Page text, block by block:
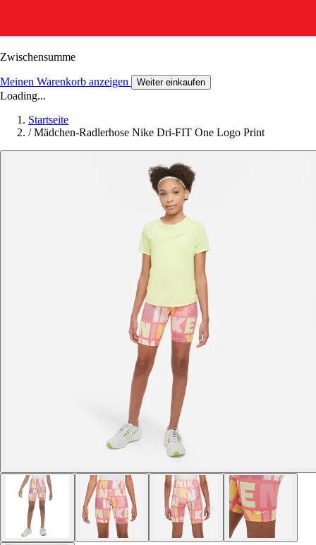
Zwischensumme
Meinen Warenkorb anzeigen Weiter einkaufen
Loading...
Startseite
/ Mädchen-Radlerhose Nike Dri-FIT One Logo Print